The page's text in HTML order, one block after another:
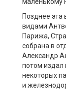
маленькому
Позднее эта
видами
Парижа,
собрана в
Александр
потом издал
некоторых
и